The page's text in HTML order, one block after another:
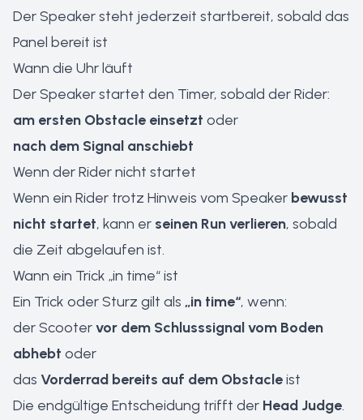
Der Speaker steht jederzeit startbereit, sobald das
Panel bereit ist
Wann die Uhr läuft
Der Speaker startet den Timer, sobald der Rider:
am ersten Obstacle einsetzt oder
nach dem Signal anschiebt
Wenn der Rider nicht startet
Wenn ein Rider trotz Hinweis vom Speaker bewusst
nicht startet, kann er seinen Run verlieren, sobald
die Zeit abgelaufen ist.
Wann ein Trick „in time“ ist
Ein Trick oder Sturz gilt als „in time“, wenn:
der Scootervor dem Schlusssignal vom Boden
abhebt oder
das Vorderrad bereits auf dem Obstacleist
Die endgültige Entscheidung trifft der Head Judge.